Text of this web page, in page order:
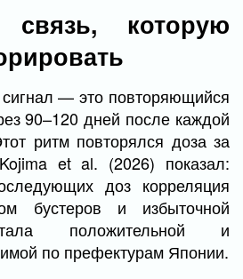
связь, которую
— это повторяющийся
90–120 дней после каждой
ритм повторялся доза за
et al. (2026) показал:
доз корреляция
бустеров и избыточной
положительной и
по префектурам Японии.